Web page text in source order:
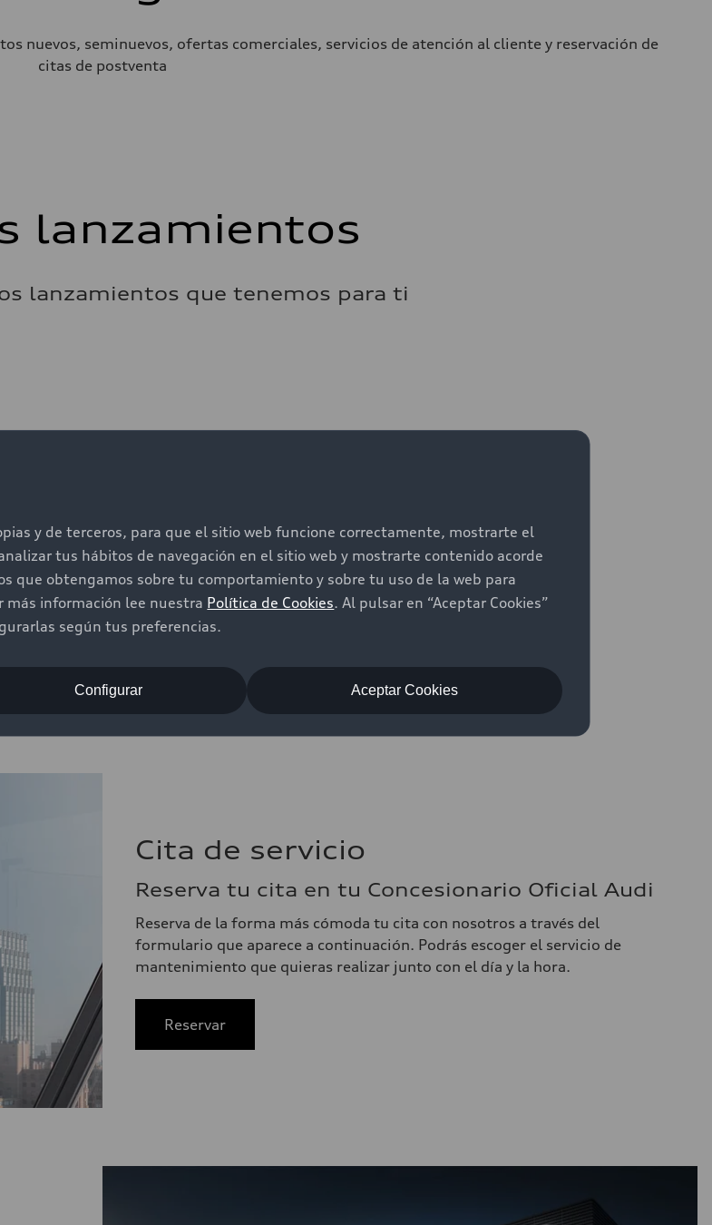
y de terceros, para que el sitio web funcione correctamente, mostrarte el
tus hábitos de navegación en el sitio web y mostrarte contenido acorde
que obtengamos sobre tu comportamiento y sobre tu uso de la web para
más información lee nuestra Política de Cookies. Al pulsar en “Aceptar Cookies”
según tus preferencias.
Aceptar Cookies
Configurar
nuevos, seminuevos, ofertas comerciales, servicios de atención al cliente y reservación de
citas de postventa
lanzamientos
lanzamientos que tenemos para ti
de nuestra gama
que Audi tiene para ti.
Cita de servicio
Reserva tu cita en tu Concesionario Oficial Audi
Reserva de la forma más cómoda tu cita con nosotros a través del
formulario que aparece a continuación. Podrás escoger el servicio de
mantenimiento que quieras realizar junto con el día y la hora.
Reservar